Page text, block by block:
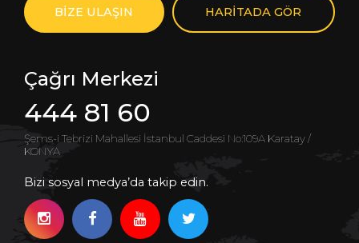
BİZE ULAŞIN HARİTADA GÖR
Çağrı Merkezi
444 81 60
Şems-i Tebrizi Mahallesi İstanbul Caddesi No:109A Karatay /
KONYA
Bizi sosyal medya’da takip edin.